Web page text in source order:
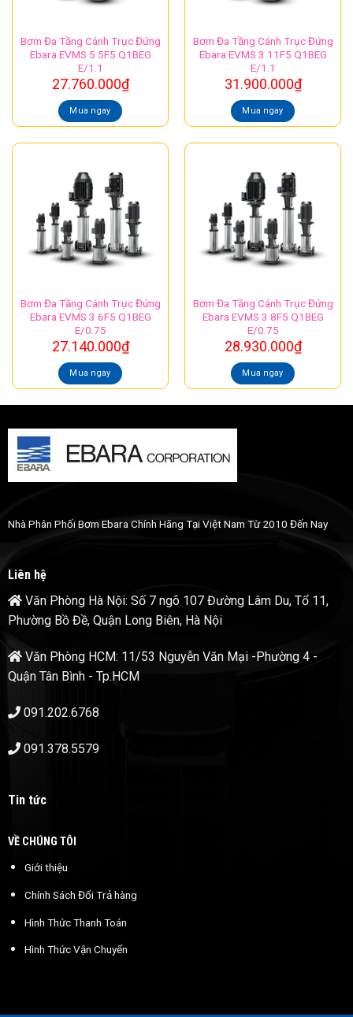
Bơm Đa Tầng Cánh Trục Đứng
Ebara EVMS 5 5F5 Q1BEG
E/1.1
27.760.000₫
Mua ngay
Bơm Đa Tầng Cánh Trục Đứng
Ebara EVMS 3 11F5 Q1BEG
E/1.1
31.900.000₫
Mua ngay
Bơm Đa Tầng Cánh Trục Đứng
Ebara EVMS 3 6F5 Q1BEG
E/0.75
27.140.000₫
Mua ngay
Bơm Đa Tầng Cánh Trục Đứng
Ebara EVMS 3 8F5 Q1BEG
E/0.75
28.930.000₫
Mua ngay
Nhà Phân Phối Bơm Ebara Chính Hãng Tại Việt Nam Từ 2010 Đến Nay
Liên hệ
Văn Phòng Hà Nội: Số 7 ngõ 107 Đường Lâm Du, Tổ 11,
Phường Bồ Đề, Quận Long Biên, Hà Nội
Văn Phòng HCM: 11/53 Nguyễn Văn Mại -Phường 4 -
Quận Tân Bình - Tp.HCM
091.202.6768
091.378.5579
Tin tức
VỀ CHÚNG TÔI
Giới thiệu
Chính Sách Đổi Trả hàng
Hình Thức Thanh Toán
Hình Thức Vận Chuyển